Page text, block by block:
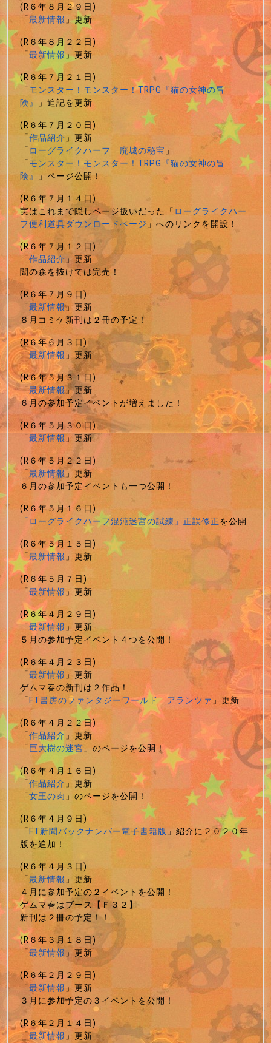
(R６年８月２９日)
「最新情報」更新
(R６年８月２２日)
「最新情報」更新
(R６年７月２１日)
「モンスター！モンスター！TRPG『猫の女神の冒
険』 」追記を更新
(R６年７月２０日)
「作品紹介」更新
「ローグライクハーフ 廃城の秘宝」
「モンスター！モンスター！TRPG『猫の女神の冒
険』 」ページ公開！
(R６年７月１４日)
実はこれまで隠しページ扱いだった「ローグライクハー
フ便利道具ダウンロードページ」へのリンクを開設！
(R６年７月１２日)
「作品紹介」更新
闇の森を抜けては完売！
(R６年７月９日)
「最新情報」更新
８月コミケ新刊は２冊の予定！
(R６年６月３日)
「最新情報」更新
(R６年５月３１日)
「最新情報」更新
６月の参加予定イベントが増えました！
(R６年５月３０日)
「最新情報」更新
(R６年５月２２日)
「最新情報」更新
６月の参加予定イベントも一つ公開！
(R６年５月１６日)
「ローグライクハーフ混沌迷宮の試練」正誤修正を公開
(R６年５月１５日)
「最新情報」更新
(R６年５月７日)
「最新情報」更新
(R６年４月２９日)
「最新情報」更新
５月の参加予定イベント４つを公開！
(R６年４月２３日)
「最新情報」更新
ゲムマ春の新刊は２作品！
「FT書房のファンタジーワールド アランツァ」更新
(R６年４月２２日)
「作品紹介」更新
「巨大樹の迷宮」のページを公開！
(R６年４月１６日)
「作品紹介」更新
「女王の肉」のページを公開！
(R６年４月９日)
「FT新聞バックナンバー電子書籍版」紹介に２０２０年
版を追加！
(R６年４月３日)
「最新情報」更新
４月に参加予定の２イベントを公開！
ゲムマ春はブース【Ｆ３２】
新刊は２冊の予定！！
(R６年３月１８日)
「最新情報」更新
(R６年２月２９日)
「最新情報」更新
３月に参加予定の３イベントを公開！
(R６年２月１４日)
「最新情報」更新